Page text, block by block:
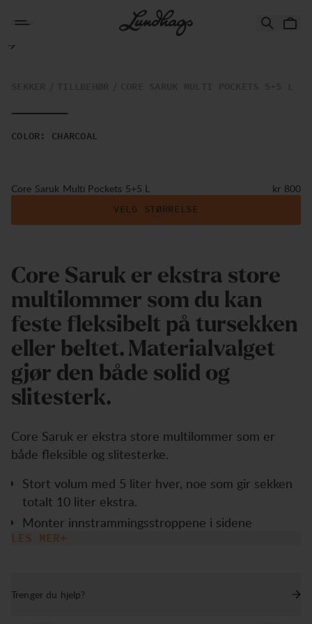
Core Saruk Multi Pockets 5+5 L
COLOR : CHARCOAL
Core Saruk Multi Pockets 5+5 L Pris:
kr 800
VELG STØRRELSE
Core Saruk er ekstra store
multilommer som du kan
feste fleksibelt på tursekken
eller beltet. Materialvalget
gjør den både solid og
slitesterk.
Core Saruk er ekstra store multilommer som er
både fleksible og slitesterke.
Stort volum med 5 liter hver, noe som gir sekken
totalt 10 liter ekstra.
Monter innstrammingsstroppene i sidene
gjennom den hullete bakplaten for en
farten og samtidig ha jevn vekt, kan
LES MER
Trenger du hjelp?